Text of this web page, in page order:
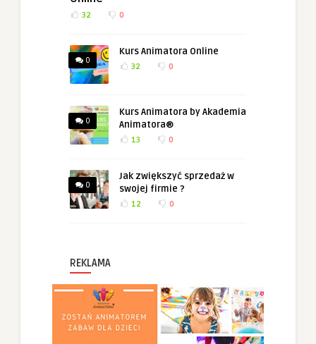
32 0
0
Kurs Animatora Online
32 0
0
Kurs Animatora by Akademia
Animatora®
13 0
0
Jak zwiększyć sprzedaż w
swojej firmie ?
12 0
REKLAMA